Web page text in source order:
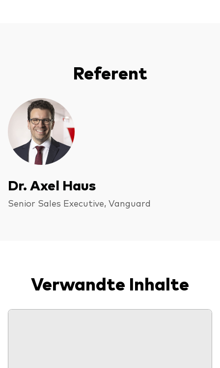
Referent
Dr. Axel Haus
Senior Sales Executive, Vanguard
Verwandte Inhalte